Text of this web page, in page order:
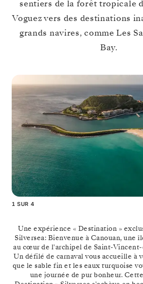
sentiers de la forêt tropicale
Voguez vers des destinations
grands navires, comme Les
Bay.
1 SUR 4
Une expérience « Destination »
Silversea: Bienvenue à Canouan, une
au cœur de l'archipel de Saint-
Un défilé de carnaval vous accueille à
que le sable fin et les eaux turquoise
une journée de pur bonheur.